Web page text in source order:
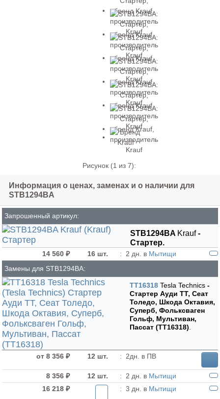
Рисунок (1 из 7):
Информация о ценах, заменах и о наличии для
STB1294BA
Запрошенный артикул:
STB1294BA Krauf-
Стартер.
14 560 ₽ 16 шт. : 2 дн. в Мытищи
Замены для STB1294BA:
TT16318 Tesla Technics -
Стартер Ауди ТТ, Сеат
Толедо, Шкода Октавия,
Суперб, Фольксваген
Гольф, Мультиван,
Пассат (TT16318)
от 8 356 ₽ 12 шт. : 2дн. в ПВ
8 356 ₽ 12 шт. : 2 дн. в Мытищи
16 218 ₽
: 3 дн. в Мытищи